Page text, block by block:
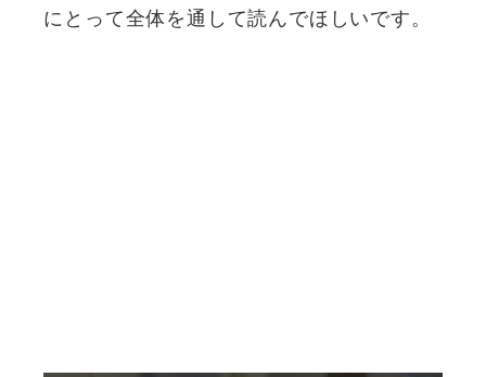
にとって全体を通して読んでほしいです。